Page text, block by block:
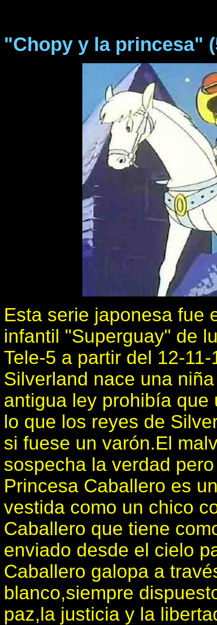
"Chopy y la princesa"
Esta serie japonesa fue
infantil "Superguay" de
Tele-5 a partir del 12-
Silverland nace una
antigua ley prohibía que
lo que los reyes de
si fuese un varón.El
sospecha la verdad
Princesa Caballero es
vestida como un chico
Caballero que tiene
enviado desde el cielo
Caballero galopa a
blanco,siempre
paz,la justicia y la